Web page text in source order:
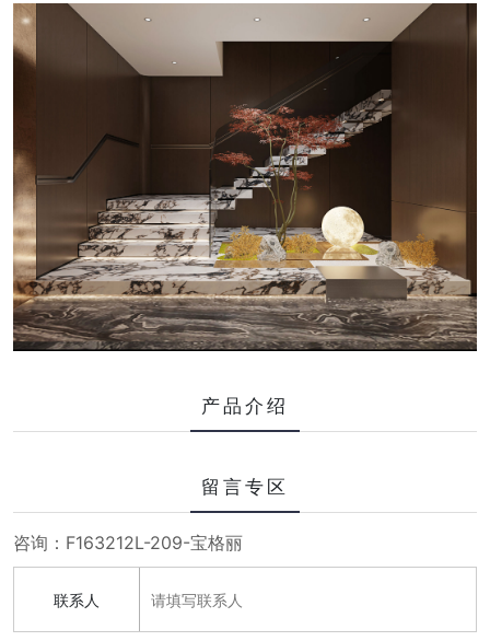
产品介绍
留言专区
咨询：F163212L-209-宝格丽
联系人